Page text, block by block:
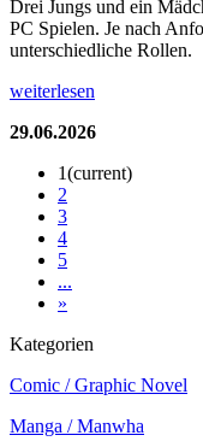
Drei Jungs und ein
PC Spielen. Je nach
unterschiedliche Rollen.
weiterlesen
29.06.2026
1(current)
2
3
4
5
...
»
Kategorien
Comic / Graphic Novel
Manga / Manwha